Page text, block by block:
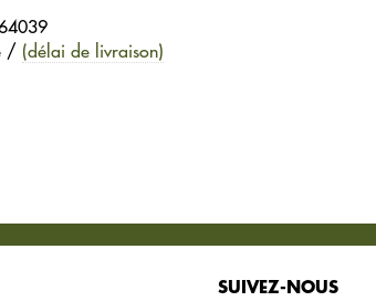
/ (délai de livraison)
SUIVEZ-NOUS